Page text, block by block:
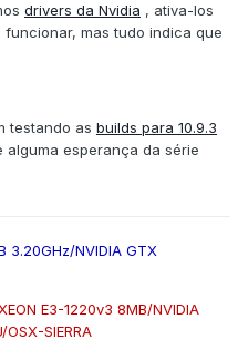
drivers da Nvidia , ativa-los
mas tudo indica que
testando as builds para 10.9.3
alguma esperança da série
3.20GHz/NVIDIA GTX
E3-1220v3 8MB/NVIDIA
SIERRA